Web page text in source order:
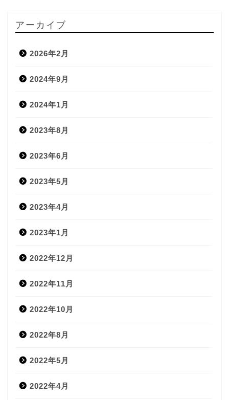
アーカイブ
2026年2月
2024年9月
2024年1月
2023年8月
2023年6月
2023年5月
2023年4月
2023年1月
2022年12月
2022年11月
2022年10月
2022年8月
2022年5月
2022年4月